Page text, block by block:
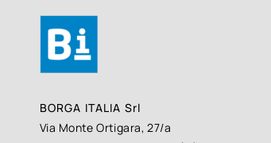
BORGA ITALIA Srl
Via Monte Ortigara, 27/a